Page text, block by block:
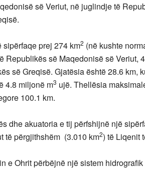
së Veriut, në juglindje të
prej 274 km2 (në kushte
Republikës së Maqedonisë së Veriut,
së Greqisë. Gjatësia është 28.6 km,
4.8 miljonë m3 ujë. Thellësia
100.1 km.
dhe akuatoria e tij përfshijnë një
të përgjithshëm (3.010 km2) të Liqenit
e Ohrit përbëjnë një sistem